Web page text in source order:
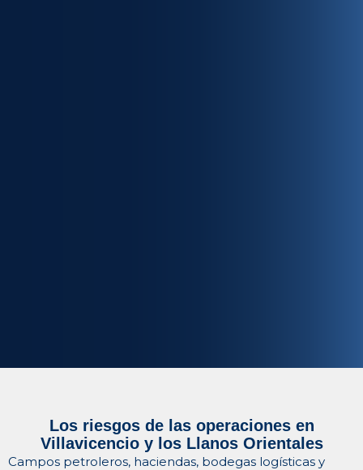
Los riesgos de las operaciones en
Villavicencio y los Llanos Orientales
Campos petroleros, haciendas, bodegas logísticas y